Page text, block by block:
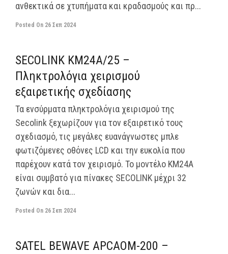
ανθεκτικά σε χτυπήματα και κραδασμούς και πρ...
Posted On 26 Σεπ 2024
SECOLINK KM24A/25 –
Πληκτρολόγια χειρισμού
εξαιρετικής σχεδίασης
Τα ενσύρματα πληκτρολόγια χειρισμού της
Secolink ξεχωρίζουν για τον εξαιρετικό τους
σχεδιασμό, τις μεγάλες ευανάγνωστες μπλε
φωτιζόμενες οθόνες LCD και την ευκολία που
παρέχουν κατά τον χειρισμό. Το μοντέλο KM24A
είναι συμβατό για πίνακες SECOLINK μέχρι 32
ζωνών και δια...
Posted On 26 Σεπ 2024
SATEL BEWAVE APCAOM-200 –